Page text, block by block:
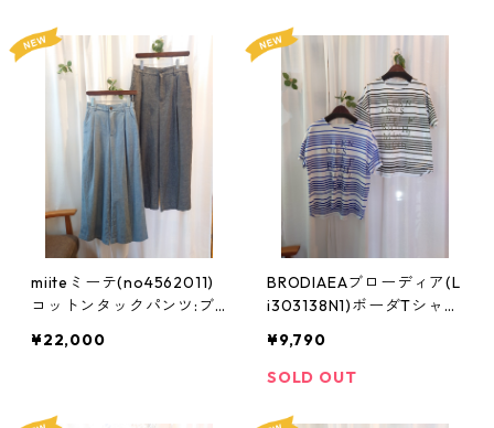
miiteミーテ(no4562011)
コットンタックパンツ:ブ
サイズ
¥22,000
BRODIAEAブローディア(L
i303138N1)ボーダTシャ
¥9,790
SOLD OUT